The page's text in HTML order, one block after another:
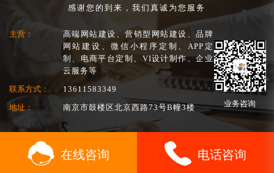
感谢您的到来，我们真诚为您服务
主营：
高端网站建设、营销型网站建设、品牌
网站建设、微信小程序定制、APP定
制、电商平台定制、VI设计制作、企业
云服务等
联系方式：
13611583349
地址：
南京市鼓楼区北京西路73号B幢3楼 业务咨询
在线咨询 电话咨询